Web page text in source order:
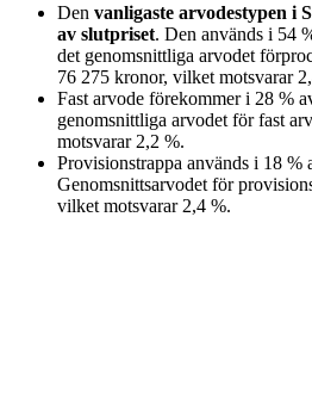
Den vanligaste arvodestypen i
av slutpriset. Den används i 54
det genomsnittliga arvodet för
76 275 kronor, vilket motsvarar
Fast arvode förekommer i 28 %
genomsnittliga arvodet för fast
motsvarar 2,2 %.
Provisionstrappa används i 18 %
Genomsnittsarvodet för
vilket motsvarar 2,4 %.